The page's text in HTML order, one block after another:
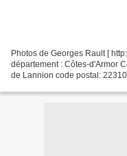
Photos de Georges Rault [
département : Côtes-d'Armor
de Lannion code postal: